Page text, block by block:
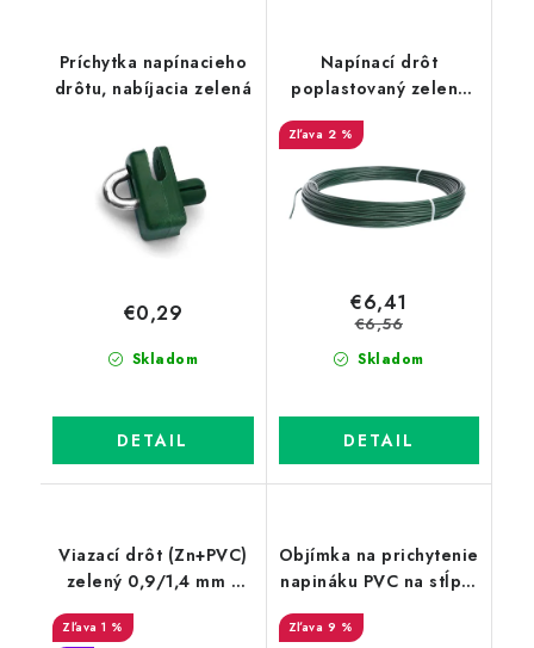
Príchytka napínacieho
drôtu, nabíjacia zelená
Skladom
€0,29
DETAIL
Napínací drôt
poplastovaný zelený
2 %
Skladom
€6,41
€6,56
DETAIL
Viazací drôt (Zn+PVC)
zelený 0,9/1,4 mm v
drôtenom obale, dĺžka
60 m
1 %
Objímka na prichytenie
napináku PVC na stĺpik
38 mm, zelená
9 %